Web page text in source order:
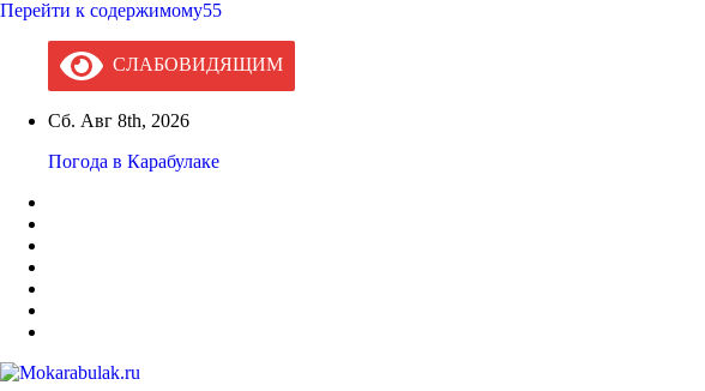
Перейти к содержимому55
СЛАБОВИДЯЩИМ
Сб. Авг 8th, 2026
Погода в Карабулаке